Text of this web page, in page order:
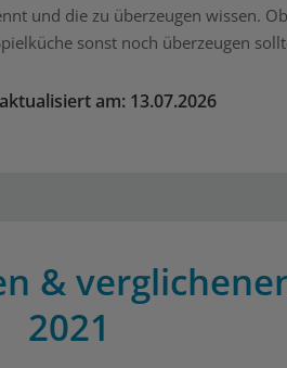
und die zu überzeugen wissen.
sonst noch überzeugen
am: 13.07.2026
&
2021